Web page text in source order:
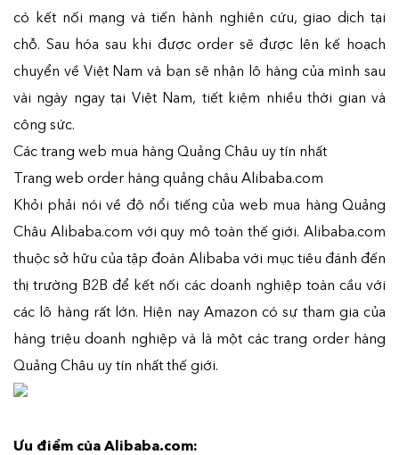
có kết nối mạng và tiến hành nghiên cứu, giao dịch tại
chỗ. Sau hóa sau khi được order sẽ được lên kế hoạch
chuyển về Việt Nam và bạn sẽ nhận lô hàng của mình sau
vài ngày ngay tại Việt Nam, tiết kiệm nhiều thời gian và
công sức.
Các trang web mua hàng Quảng Châu uy tín nhất
Trang web order hàng quảng châu Alibaba.com
Khỏi phải nói về độ nổi tiếng của web mua hàng Quảng
Châu Alibaba.com với quy mô toàn thế giới. Alibaba.com
thuộc sở hữu của tập đoàn Alibaba với mục tiêu đánh đến
thị trường B2B để kết nối các doanh nghiệp toàn cầu với
các lô hàng rất lớn. Hiện nay Amazon có sự tham gia của
hàng triệu doanh nghiệp và là một các trang order hàng
Quảng Châu uy tín nhất thế giới.
Ưu điểm của Alibaba.com: